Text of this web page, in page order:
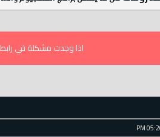
اذا وجدت مشكلة في